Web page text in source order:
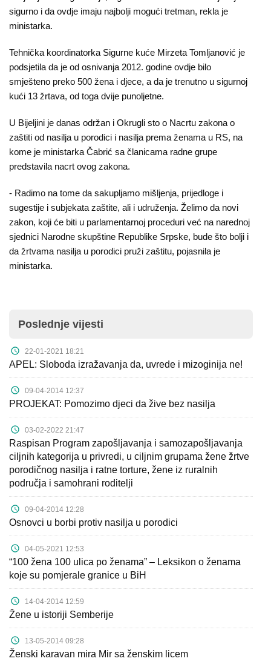
Antitrafiking
Kampanje
Dokumenti
pozivi
English
sigurno i da ovdje imaju najbolji mogući tretman, rekla je
ministarka.
Tehnička koordinatorka Sigurne kuće Mirzeta Tomljanović je
podsjetila da je od osnivanja 2012. godine ovdje bilo
smješteno preko 500 žena i djece, a da je trenutno u sigurnoj
kući 13 žrtava, od toga dvije punoljetne.
U Bijeljini je danas održan i Okrugli sto o Nacrtu zakona o
zaštiti od nasilja u porodici i nasilja prema ženama u RS, na
kome je ministarka Čabrić sa članicama radne grupe
predstavila nacrt ovog zakona.
- Radimo na tome da sakupljamo mišljenja, prijedloge i
sugestije i subjekata zaštite, ali i udruženja. Želimo da novi
zakon, koji će biti u parlamentarnoj proceduri već na narednoj
sjednici Narodne skupštine Republike Srpske, bude što bolji i
da žrtvama nasilja u porodici pruži zaštitu, pojasnila je
ministarka.
Poslednje vijesti
22-01-2021 18:21
APEL: Sloboda izražavanja da, uvrede i mizoginija ne!
09-04-2014 12:37
PROJEKAT: Pomozimo djeci da žive bez nasilja
03-02-2022 21:47
Raspisan Program zapošljavanja i samozapošljavanja
ciljnih kategorija u privredi, u ciljnim grupama žene žrtve
porodičnog nasilja i ratne torture, žene iz ruralnih
područja i samohrani roditelji
09-04-2014 12:28
Osnovci u borbi protiv nasilja u porodici
04-05-2021 12:53
“100 žena 100 ulica po ženama” – Leksikon o ženama
koje su pomjerale granice u BiH
14-04-2014 12:59
Žene u istoriji Semberije
13-05-2014 09:28
Ženski karavan mira Mir sa ženskim licem